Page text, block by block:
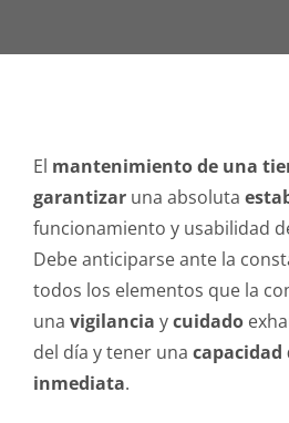
El mantenimiento de una
garantizaruna absoluta
funcionamiento y usabilidad
Debe anticiparse ante la
todos los elementos que la
una vigilancia ycuidado
del día y tener una capacidad
inmediata.